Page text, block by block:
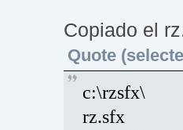
Copiado el
Quote
c:\rzsfx\
rz.sfx